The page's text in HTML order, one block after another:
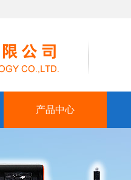
产品中心